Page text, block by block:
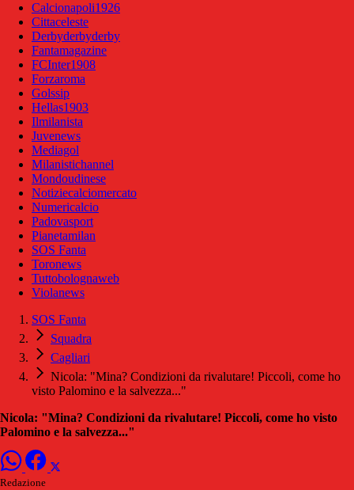
Calcionapoli1926
Cittaceleste
Derbyderbyderby
Fantamagazine
FCInter1908
Forzaroma
Golssip
Hellas1903
Ilmilanista
Juvenews
Mediagol
Milanistichannel
Mondoudinese
Notiziecalciomercato
Numericalcio
Padovasport
Pianetamilan
SOS Fanta
Toronews
Tuttobolognaweb
Violanews
SOS Fanta
Squadra
Cagliari
Nicola: "Mina? Condizioni da rivalutare! Piccoli, come ho
visto Palomino e la salvezza..."
Nicola: "Mina? Condizioni da rivalutare! Piccoli, come ho visto
Palomino e la salvezza..."
Redazione